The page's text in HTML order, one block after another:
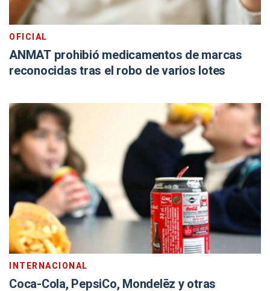
OFICIAL
ANMAT prohibió medicamentos de marcas
reconocidas tras el robo de varios lotes
INTERNACIONAL
Coca-Cola, PepsiCo, Mondelēz y otras